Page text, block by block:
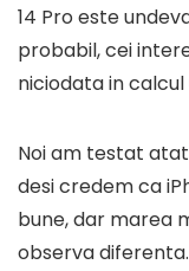
14 Pro este
probabil, cei
niciodata in calcul
Noi am testat atat
desi credem ca
bune, dar marea
observa